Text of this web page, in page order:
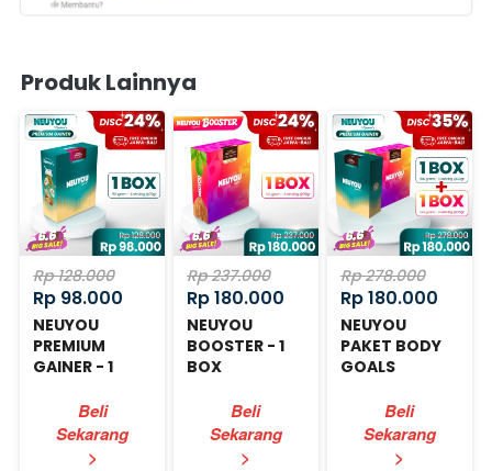
Produk Lainnya
Rp 128.000
Rp 98.000
NEUYOU
PREMIUM
GAINER - 1
`
Beli
Sekarang
>
Rp 237.000
Rp 180.000
NEUYOU
BOOSTER - 1
BOX
`
Beli
Sekarang
>
Rp 278.000
Rp 180.000
NEUYOU
PAKET BODY
GOALS
`
Beli
Sekarang
>